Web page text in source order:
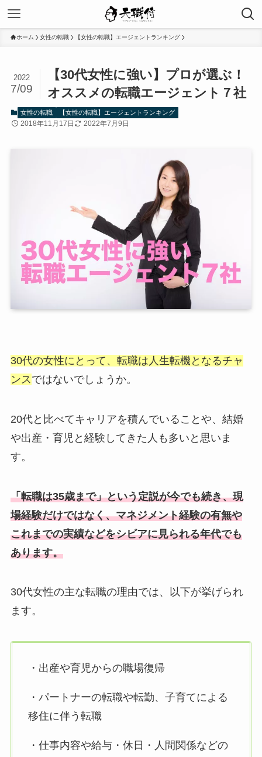
ホーム 女性の転職 【女性の転職】エージェントランキング
【30代女性に強い】プロが選ぶ！
オススメの転職エージェント７社
2022
7/09
女性の転職 【女性の転職】エージェントランキング
2018年11月17日 2022年7月9日
30代の女性にとって、転職は人生転機となるチャ
ンス ではないでしょうか。
20代と比べてキャリアを積んでいることや、結婚
や出産・育児と経験してきた人も多いと思いま
す。
「転職は35歳まで」という定説が今でも続き、現
場経験だけではなく、マネジメント経験の有無や
これまでの実績などをシビアに見られる年代でも
あります。
30代女性の主な転職の理由では、以下が挙げられ
ます。
・出産や育児からの職場復帰
・パートナーの転職や転勤、子育てによる
移住に伴う転職
・仕事内容や給与・休日・人間関係などの